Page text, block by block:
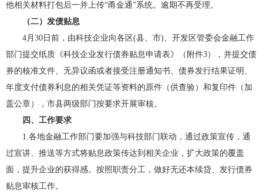
他相关材料打包后一并上传“甬金通”系统。逾期不再受理。
（二）发债贴息
4月30日前，由科技企业向各区(县、市)、开发区管委会金融工作
部门提交纸质《科技企业发行债券贴息申请表》（附件3），并提交债
券的核准文件、无异议函或者接受注册通知书、债券发行结果证明、
年度支付债券利息的相关凭证等资料的原件（供查验）和复印件（加
盖公章），市县两级部门按要求开展审核。
四、工作要求
1.各地金融工作部门要加强与科技部门联动，通过政策宣传，通
过宣讲、推送等方式将贴息政策传达到相关企业，扩大政策的覆盖
面，提升企业的获得感。按照职责分工，做好无还本续贷、发行债券
贴息审核工作。